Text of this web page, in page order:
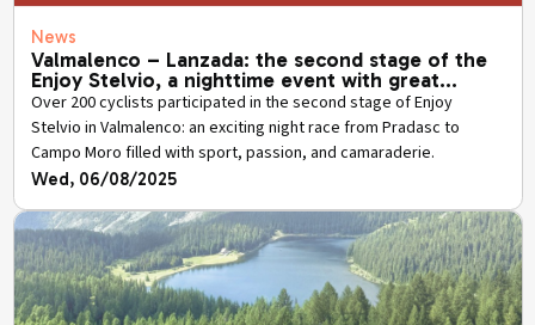
News
Valmalenco – Lanzada: the second stage of the
Enjoy Stelvio, a nighttime event with great
surprises.
Over 200 cyclists participated in the second stage of Enjoy
Stelvio in Valmalenco: an exciting night race from Pradasc to
Campo Moro filled with sport, passion, and camaraderie.
Wed, 06/08/2025